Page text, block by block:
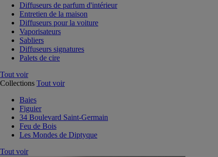
Diffuseurs de parfum d'intérieur
Entretien de la maison
Diffuseurs pour la voiture
Vaporisateurs
Sabliers
Diffuseurs signatures
Palets de cire
Tout voir
Collections Tout voir
Baies
Figuier
34 Boulevard Saint-Germain
Feu de Bois
Les Mondes de Diptyque
Tout voir